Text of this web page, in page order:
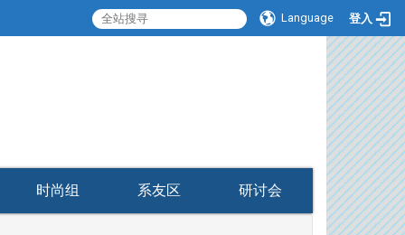
Language 登入
时尚组 系友区 研讨会